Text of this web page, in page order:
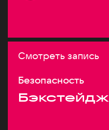
Смотреть запись
Безопасность
Бэкстейдж